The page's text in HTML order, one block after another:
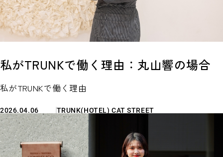
私がTRUNKで働く理由：丸山響の場合
私がTRUNKで働く理由
2026.04.06 TRUNK(HOTEL) CAT STREET